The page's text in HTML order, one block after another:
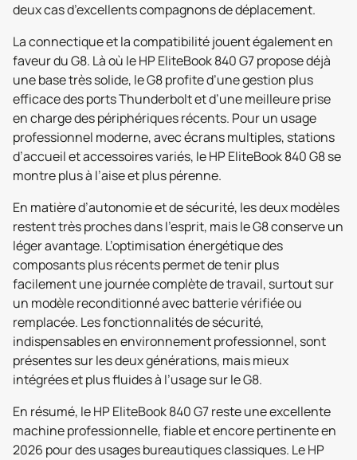
deux cas d’excellents compagnons de déplacement.
La connectique et la compatibilité jouent également en
faveur du G8. Là où le HP EliteBook 840 G7 propose déjà
une base très solide, le G8 profite d’une gestion plus
efficace des ports Thunderbolt et d’une meilleure prise
en charge des périphériques récents. Pour un usage
professionnel moderne, avec écrans multiples, stations
d’accueil et accessoires variés, le HP EliteBook 840 G8 se
montre plus à l’aise et plus pérenne.
En matière d’autonomie et de sécurité, les deux modèles
restent très proches dans l’esprit, mais le G8 conserve un
léger avantage. L’optimisation énergétique des
composants plus récents permet de tenir plus
facilement une journée complète de travail, surtout sur
un modèle reconditionné avec batterie vérifiée ou
remplacée. Les fonctionnalités de sécurité,
indispensables en environnement professionnel, sont
présentes sur les deux générations, mais mieux
intégrées et plus fluides à l’usage sur le G8.
En résumé, le HP EliteBook 840 G7 reste une excellente
machine professionnelle, fiable et encore pertinente en
2026 pour des usages bureautiques classiques. Le HP